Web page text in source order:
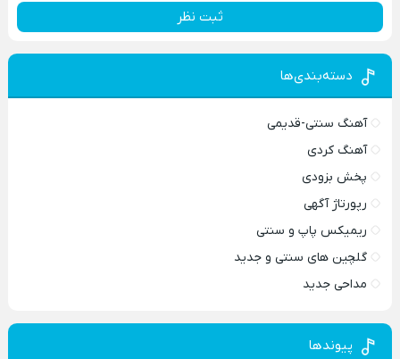
ثبت نظر
دسته‌بندی‌ها
آهنگ سنتی-قدیمی
آهنگ کردی
پخش بزودی
رپورتاژ آگهی
ریمیکس پاپ و سنتی
گلچین های سنتی و جدید
مداحی جدید
پیوندها